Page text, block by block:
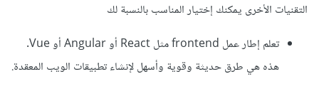
التقنيات الأخرى يمكنك إختيار المناسب بالنسبة لك
تعلم إطار عمل frontend مثل React أو Angular أو Vue.
هذه هي طرق حديثة وقوية وأسهل لإنشاء تطبيقات الويب المعقدة.